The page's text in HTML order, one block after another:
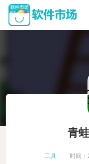
青
工具 时间